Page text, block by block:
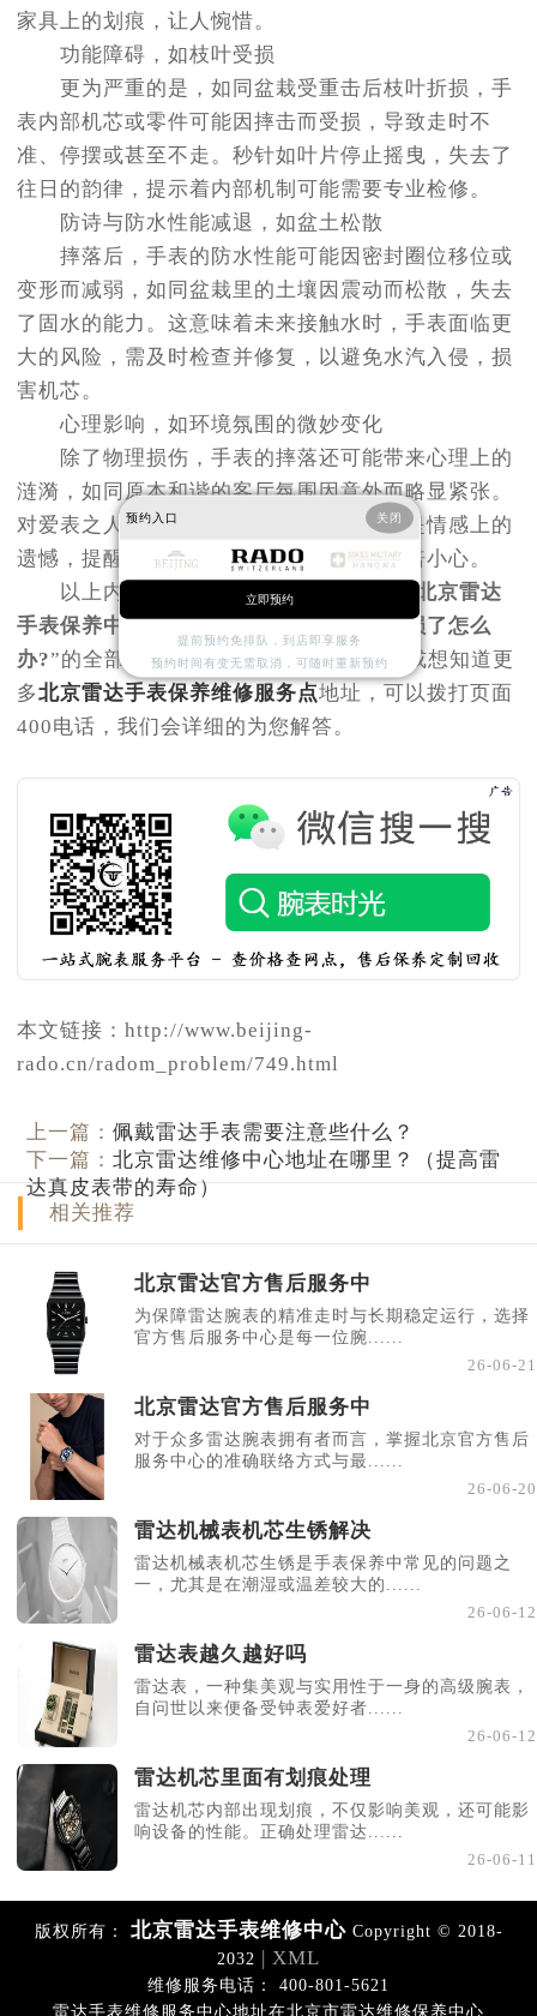
家具上的划痕，让人惋惜。
功能障碍，如枝叶受损
更为严重的是，如同盆栽受重击后枝叶折损，手
表内部机芯或零件可能因摔击而受损，导致走时不
准、停摆或甚至不走。秒针如叶片停止摇曳，失去了
往日的韵律，提示着内部机制可能需要专业检修。
防诗与防水性能减退，如盆土松散
摔落后，手表的防水性能可能因密封圈位移位或
变形而减弱，如同盆栽里的土壤因震动而松散，失去
了固水的能力。这意味着未来接触水时，手表面临更
大的风险，需及时检查并修复，以避免水汽入侵，损
害机芯。
心理影响，如环境氛围的微妙变化
除了物理损伤，手表的摔落还可能带来心理上的
涟漪，如同原本和谐的客厅氛围因意外而略显紧张。
对爱表之人，这不仅是物质上的损失，更是情感上的
遗憾，提醒我们在日常佩戴与存放时的加倍小心。
以上内容是
北京雷达保养中心
北京雷达
手表保养中心的地址”和“雷达手表机芯受损了怎么
办?”的全部内容。如果您还有其他疑问，或想知道更
多北京雷达手表保养维修服务点地址，可以拨打页面
400电话，我们会详细的为您解答。
本文链接：http://www.beijing-
rado.cn/radom_problem/749.html
上一篇：佩戴雷达手表需要注意些什么？
下一篇：北京雷达维修中心地址在哪里？（提高雷
达真皮表带的寿命）
相关推荐
北京雷达官方售后服务中
为保障雷达腕表的精准走时与长期稳定运行，选择
官方售后服务中心是每一位腕......
26-06-21
北京雷达官方售后服务中
对于众多雷达腕表拥有者而言，掌握北京官方售后
服务中心的准确联络方式与最......
26-06-20
雷达机械表机芯生锈解决
雷达机械表机芯生锈是手表保养中常见的问题之
一，尤其是在潮湿或温差较大的......
26-06-12
雷达表越久越好吗
雷达表，一种集美观与实用性于一身的高级腕表，
自问世以来便备受钟表爱好者......
26-06-12
雷达机芯里面有划痕处理
雷达机芯内部出现划痕，不仅影响美观，还可能影
响设备的性能。正确处理雷达......
26-06-11
版权所有： 北京雷达手表维修中心Copyright © 2018-
2032 | XML
维修服务电话： 400-801-5621
雷达手表维修服务中心地址在北京市雷达维修保养中心
预约入口 关闭
立即预约
提前预约免排队，到店即享服务
预约时间有变无需取消，可随时重新预约